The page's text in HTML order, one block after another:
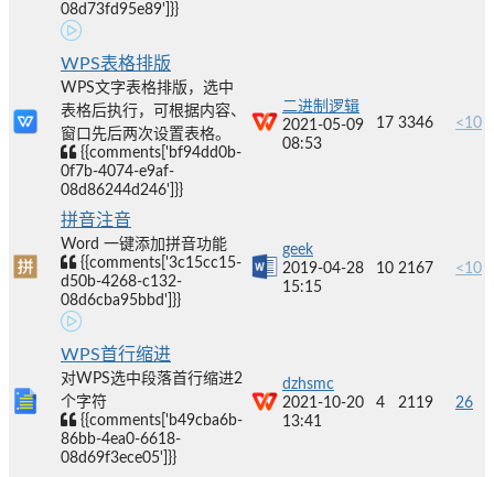
08d73fd95e89']}}
WPS表格排版
WPS文字表格排版，选中
表格后执行，可根据内容、
窗口先后两次设置表格。
{{comments['bf94dd0b-
0f7b-4074-e9af-
08d86244d246']}}
二进制逻辑
2021-05-09
08:53
17 3346 <10
拼音注音
Word 一键添加拼音功能
{{comments['3c15cc15-
d50b-4268-c132-
08d6cba95bbd']}}
geek
2019-04-28
15:15
10 2167 <10
WPS首行缩进
对WPS选中段落首行缩进2
个字符
{{comments['b49cba6b-
86bb-4ea0-6618-
08d69f3ece05']}}
dzhsmc
2021-10-20
13:41
4 2119 26